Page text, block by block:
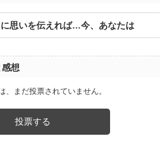
思いを伝えれば…今、あなたは
想
、まだ投票されていません。
投票する